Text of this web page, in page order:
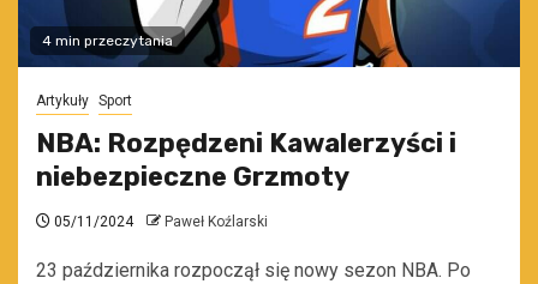
4 min przeczytania
Artykuły Sport
NBA: Rozpędzeni Kawalerzyści i
niebezpieczne Grzmoty
05/11/2024 Paweł Koźlarski
23 października rozpoczął się nowy sezon NBA. Po